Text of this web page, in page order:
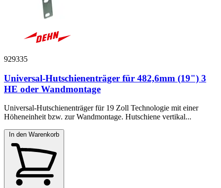
929335
Universal-Hutschienenträger für 482,6mm (19") 3
HE oder Wandmontage
Universal-Hutschienenträger für 19 Zoll Technologie mit einer
Höheneinheit bzw. zur Wandmontage. Hutschiene vertikal...
In den Warenkorb